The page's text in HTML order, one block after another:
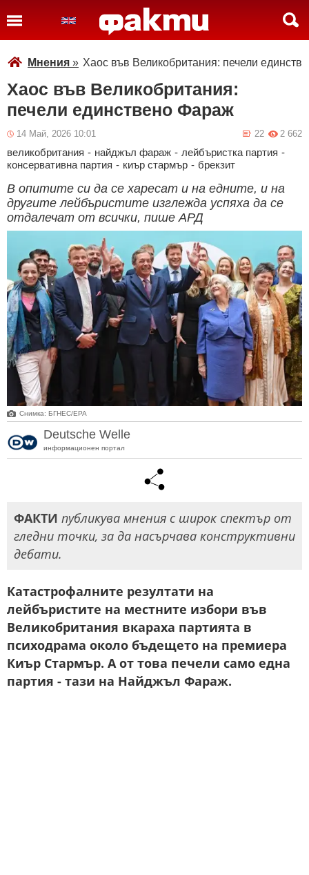
Мнения » Хаос във Великобритания: печели
Хаос във Великобритания:
печели единствено Фараж
14 Май, 2026 10:01 2 662
22
великобритания - найджъл фараж - лейбъристка партия -
консервативна партия - киър стармър - брекзит
В опитите си да се харесат и на едните, и на
другите лейбъристите изглежда успяха да се
отдалечат от всички, пише АРД
Снимка: БГНЕС/ЕРА
Deutsche Welle
информационен портал
ФАКТИ публикува мнения с широк спектър от
гледни точки, за да насърчава конструктивни
дебати.
Катастрофалните резултати на
лейбъристите на местните избори във
Великобритания вкараха партията в
психодрама около бъдещето на премиера
Киър Стармър. А от това печели само една
партия - тази на Найджъл Фараж.